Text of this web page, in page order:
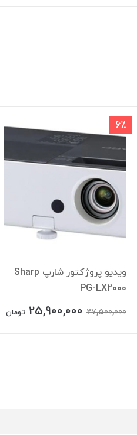
6٪
ویدیو پروژکتور شارپ Sharp
PG-LX2000
27,500,000
25,900,000 تومان